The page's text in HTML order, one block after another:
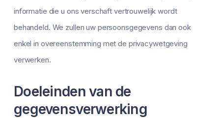
informatie die u ons verschaft vertrouwelijk wordt
behandeld. We zullen uw persoonsgegevens dan ook
enkel in overeenstemming met de privacywetgeving
verwerken.
Doeleinden van de
gegevensverwerking